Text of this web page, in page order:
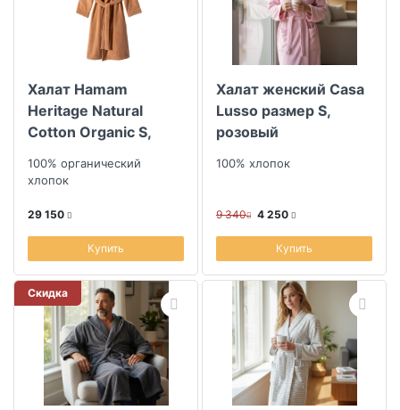
Халат Hamam
Heritage Natural
Cotton Organic S,
карамельный
100% органический
хлопок
29 150
Купить
Халат женский Casa
Lusso размер S,
розовый
100% хлопок
9 340 4 250
Купить
Скидка